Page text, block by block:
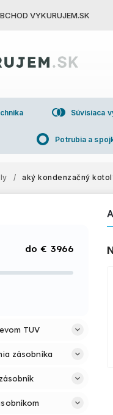
VYKURUJEM.SK
join_right Súvisiaca
trip_origin Potrubia a
/ aký kondenzačný
€ 3966
TUV
zásobníka